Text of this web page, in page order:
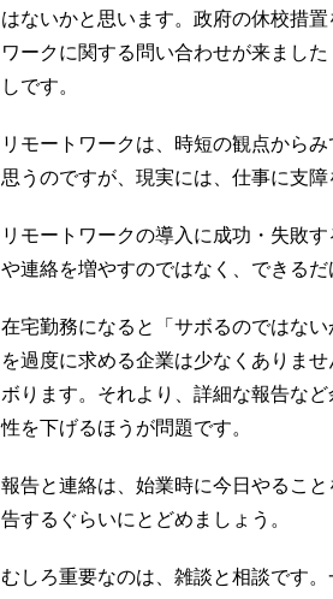
はないかと思います。政府の休校措
ワークに関する問い合わせが来まし
しです。
リモートワークは、時短の観点から
思うのですが、現実には、仕事に支
リモートワークの導入に成功・失敗
や連絡を増やすのではなく、できるだ
在宅勤務になると「サボるのではな
を過度に求める企業は少なくありま
ボります。それより、詳細な報告な
性を下げるほうが問題です。
報告と連絡は、始業時に今日やるこ
告するぐらいにとどめましょう。
むしろ重要なのは、雑談と相談です